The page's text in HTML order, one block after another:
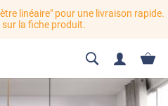
linéaire" pour une livraison rapide.
sur la fiche produit.